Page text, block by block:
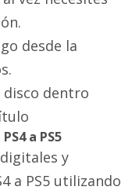
desde la
disco dentro
a PS5
y
a PS5 utilizando